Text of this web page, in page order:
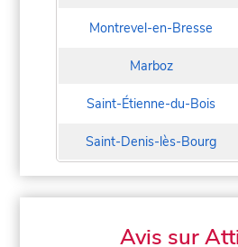
Montrevel-en-Bresse
Marboz
Saint-Étienne-du-Bois
Saint-Denis-lès-Bourg
Avis sur